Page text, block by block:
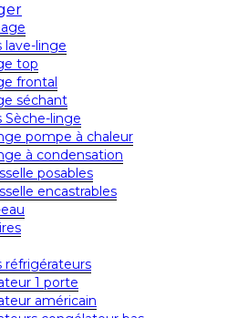
lave-linge
top
frontal
séchant
Sèche-linge
pompe à chaleur
à condensation
posables
encastrables
réfrigérateurs
1 porte
américain